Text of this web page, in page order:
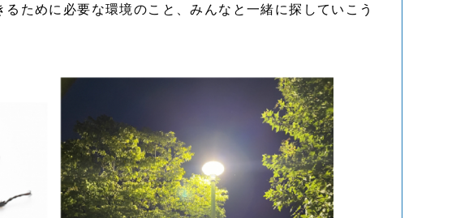
ために必要な環境のこと、みんなと一緒に探していこう